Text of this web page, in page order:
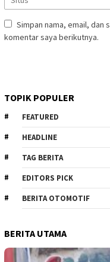
Simpan nama, email, dan
komentar saya berikutnya.
TOPIK POPULER
FEATURED
HEADLINE
TAG BERITA
EDITORS PICK
BERITA OTOMOTIF
BERITA UTAMA